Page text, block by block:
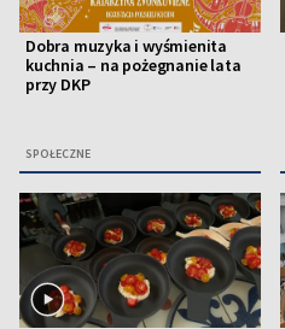
Dobra muzyka i wyśmienita
kuchnia – na pożegnanie lata
przy DKP
SPOŁECZNE